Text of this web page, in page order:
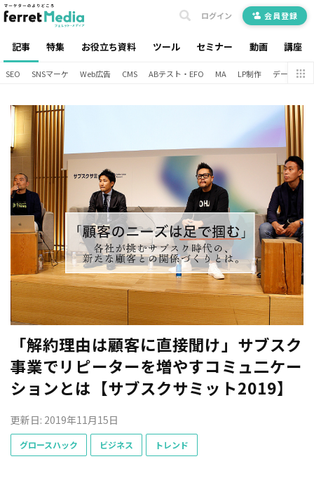
記事 特集 お役立ち資料 ツール セミナー 動画 講座
ログイン 会員登録
SEO SNSマーケ Web広告 CMS ABテスト・EFO MA LP制作 データ分析
「解約理由は顧客に直接聞け」サブスク
事業でリピーターを増やすコミュ二ケー
ションとは【サブスクサミット2019】
更新日: 2019年11月15日
グロースハック ビジネス トレンド